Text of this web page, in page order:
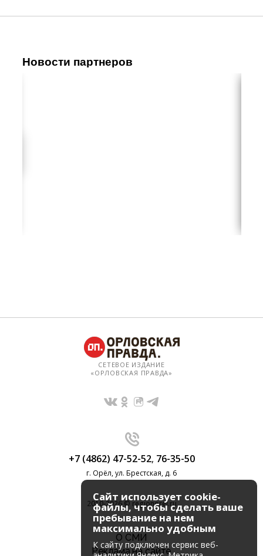
Новости партнеров
СЕТЕВОЕ ИЗДАНИЕ
«ОРЛОВСКАЯ ПРАВДА»
+7 (4862) 47-52-52, 76-35-50
г. Орёл, ул. Брестская, д. 6
2010-2026 © regionorel.ru
О СМИ
Реклама на сайте
Сайт использует cookie-
файлы, чтобы сделать ваше
пребывание на нем
максимально удобным
К cайту подключен сервис веб-